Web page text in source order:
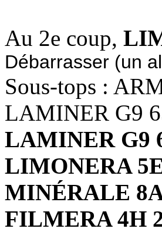
Au 2e coup,
Débarrasser (un
Sous-tops :
LAMINER G9
LAMINER G9
LIMONERA
MINÉRALE
FILMERA 4H